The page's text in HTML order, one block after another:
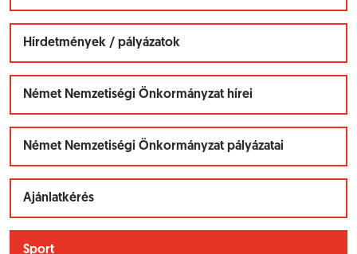
Hírdetmények / pályázatok
Német Nemzetiségi Önkormányzat hírei
Német Nemzetiségi Önkormányzat pályázatai
Ajánlatkérés
Sport